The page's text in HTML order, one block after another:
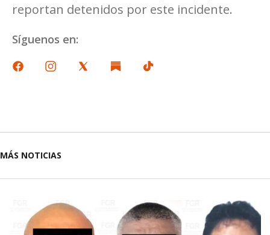
reportan detenidos por este incidente.
Síguenos en:
MÁS NOTICIAS